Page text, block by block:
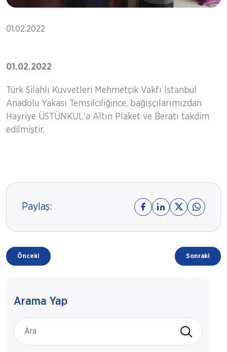
01.02.2022
01.02.2022
Türk Silahlı Kuvvetleri Mehmetçik Vakfı İstanbul
Anadolu Yakası Temsilciliğince, bağışçılarımızdan
Hayriye ÜSTÜNKUL'a Altın Plaket ve Beratı takdim
edilmiştir.
Paylaş:
Önceki Sonraki
Arama Yap